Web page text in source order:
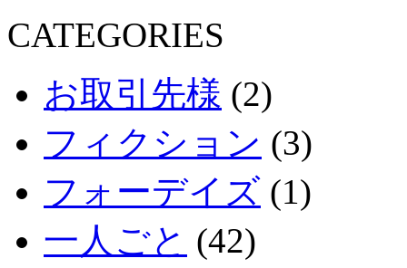
CATEGORIES
お取引先様 (2)
フィクション (3)
フォーデイズ (1)
一人ごと (42)